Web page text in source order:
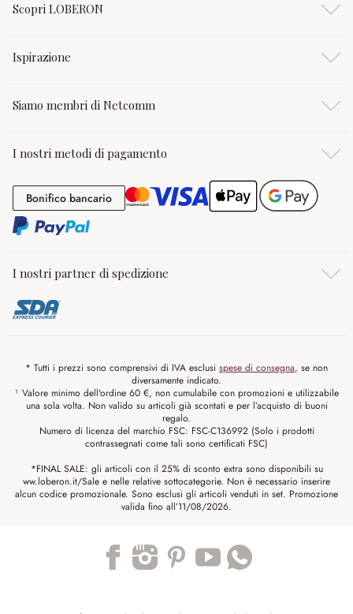
Scopri LOBERON
Ispirazione
Siamo membri di Netcomm
I nostri metodi di pagamento
Bonifico bancarioBonifico bancario
I nostri partner di spedizione
* Tutti i prezzi sono comprensivi di IVA esclusi spese di consegna, se non
diversamente indicato.
¹ Valore minimo dell'ordine 60 €, non cumulabile con promozioni e utilizzabile
una sola volta. Non valido su articoli già scontati e per l’acquisto di buoni
regalo.
Numero di licenza del marchio FSC: FSC-C136992 (Solo i prodotti
contrassegnati come tali sono certificati FSC)
*FINAL SALE: gli articoli con il 25% di sconto extra sono disponibili su
ww.loberon.it/Sale e nelle relative sottocategorie. Non è necessario inserire
alcun codice promozionale. Sono esclusi gli articoli venduti in set. Promozione
valida fino all’11/08/2026.